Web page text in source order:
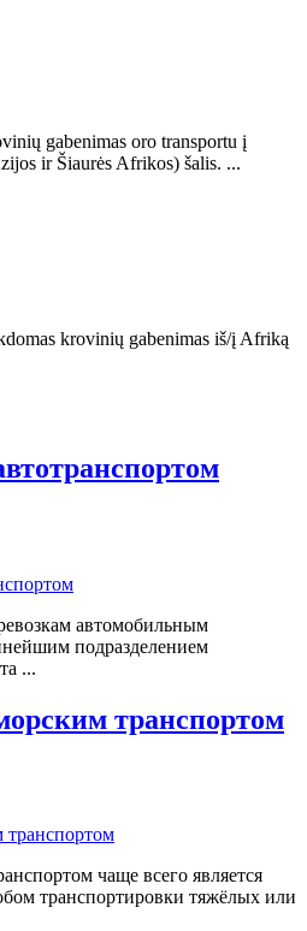
gabenimas oro transportu į
ir Šiaurės Afrikos) šalis. ...
krovinių gabenimas iš/į Afriką
автомобильным
подразделением
...
транспортом
чаще всего является
транспортировки тяжёлых или